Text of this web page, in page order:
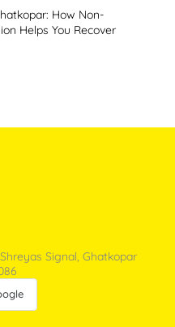
How Non-
Helps You Recover
Signal, Ghatkopar